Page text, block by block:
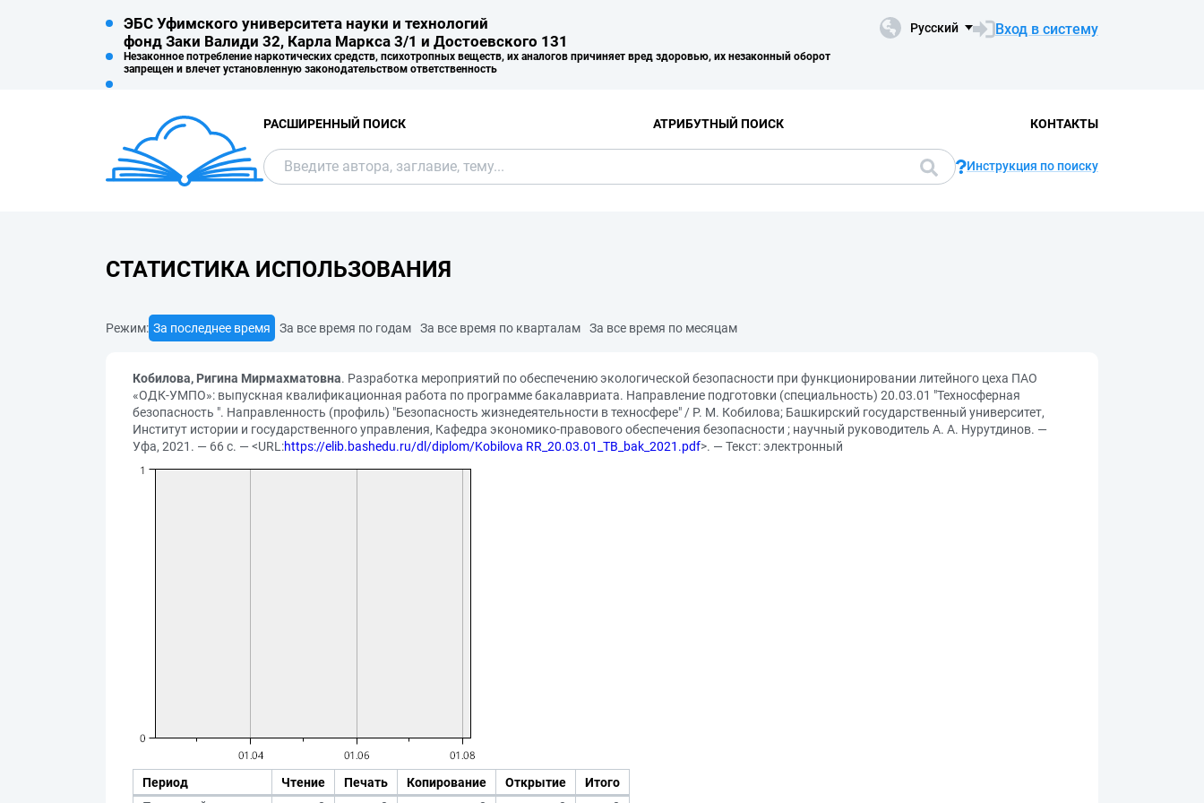
ЭБС Уфимского университета науки и технологий
фонд Заки Валиди 32, Карла Маркса 3/1 и Достоевского 131
Незаконное потребление наркотических средств, психотропных веществ, их аналогов причиняет вред здоровью, их незаконный оборот
запрещен и влечет установленную законодательством ответственность
Русский Вход в систему
РАСШИРЕННЫЙ ПОИСК АТРИБУТНЫЙ ПОИСК КОНТАКТЫ
Инструкция по поиску
СТАТИСТИКА ИСПОЛЬЗОВАНИЯ
Режим: За последнее время За все время по годам За все время по кварталам За все время по месяцам
Кобилова, Ригина Мирмахматовна. Разработка мероприятий по обеспечению экологической безопасности при функционировании литейного цеха ПАО
«ОДК-УМПО»: выпускная квалификационная работа по программе бакалавриата. Направление подготовки (специальность) 20.03.01 "Техносферная
безопасность ". Направленность (профиль) "Безопасность жизнедеятельности в техносфере" / Р. М. Кобилова; Башкирский государственный университет,
Институт истории и государственного управления, Кафедра экономико-правового обеспечения безопасности ; научный руководитель А. А. Нурутдинов. —
Уфа, 2021. — 66 с. — <URL:https://elib.bashedu.ru/dl/diplom/Kobilova RR_20.03.01_TB_bak_2021.pdf>. — Текст: электронный
Период Чтение Печать Копирование Открытие
Итого